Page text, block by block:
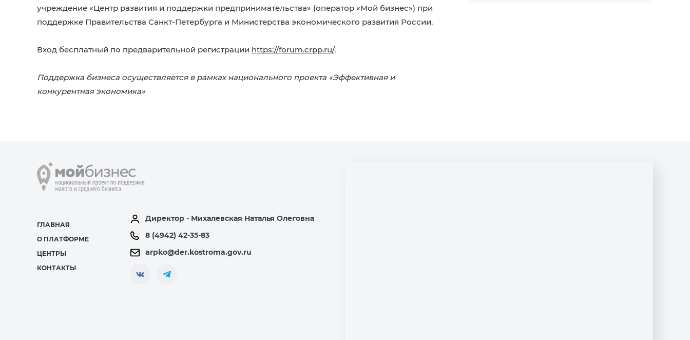
учреждение «Центр развития и поддержки предпринимательства» (оператор «Мой бизнес») при
поддержке Правительства Санкт-Петербурга и Министерства экономического развития России.
Вход бесплатный по предварительной регистрации https://forum.crpp.ru/.
Поддержка бизнеса осуществляется в рамках национального проекта «Эффективная и
конкурентная экономика»
ГЛАВНАЯ
О ПЛАТФОРМЕ
ЦЕНТРЫ
КОНТАКТЫ
Директор - Михалевская Наталья Олеговна
8 (4942) 42-35-83
arpko@der.kostroma.gov.ru